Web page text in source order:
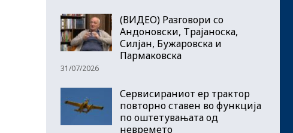
(ВИДЕО) Разговори со
Андоновски, Трајаноска,
Силјан, Бужаровска и
Пармаковска
31/07/2026
Сервисираниот ер трактор
повторно ставен во функција
по оштетувањата од
невремето